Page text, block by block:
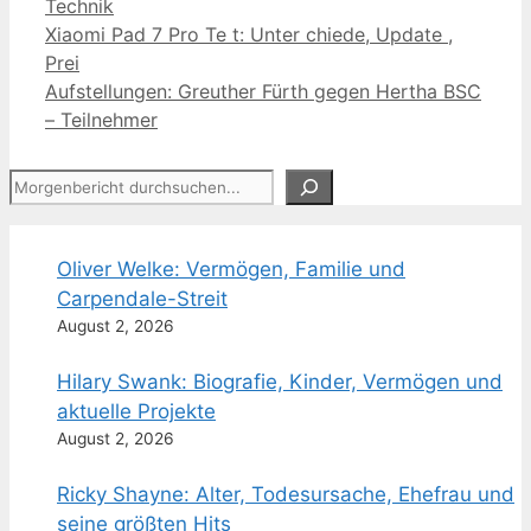
Technik
Xiaomi Pad 7 Pro Te t: Unter chiede, Update ,
Prei
Aufstellungen: Greuther Fürth gegen Hertha BSC
– Teilnehmer
Suchen
Oliver Welke: Vermögen, Familie und
Carpendale-Streit
August 2, 2026
Hilary Swank: Biografie, Kinder, Vermögen und
aktuelle Projekte
August 2, 2026
Ricky Shayne: Alter, Todesursache, Ehefrau und
seine größten Hits